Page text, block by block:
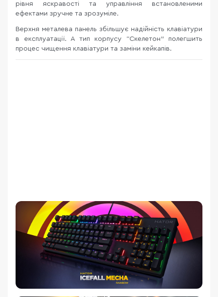
рівня яскравості та управління встановленими
ефектами зручне та зрозуміле.
Верхня металева панель збільшує надійність клавіатури
в експлуатації. А тип корпусу “Скелетон” полегшить
процес чищення клавіатури та заміни кейкапів.